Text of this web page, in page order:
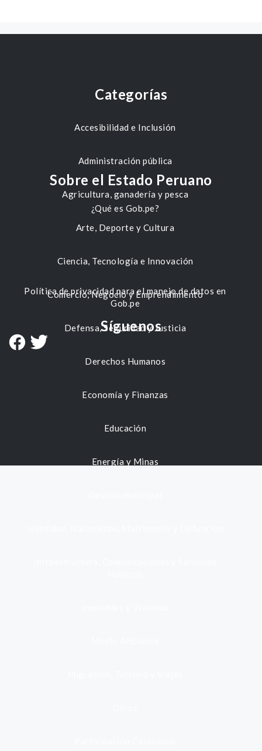
Categorías
Accesibilidad e Inclusión
Administración pública
Agricultura, ganadería y pesca
Arte, Deporte y Cultura
Ciencia, Tecnología e Innovación
Comercio, Negocio y Emprendimiento
Defensa, Seguridad y Justicia
Derechos Humanos
Economía y Finanzas
Educación
Energía y Minas
Sobre el Estado Peruano
¿Qué es Gob.pe?
Política de privacidad para el manejo de datos en
Gob.pe
Síguenos